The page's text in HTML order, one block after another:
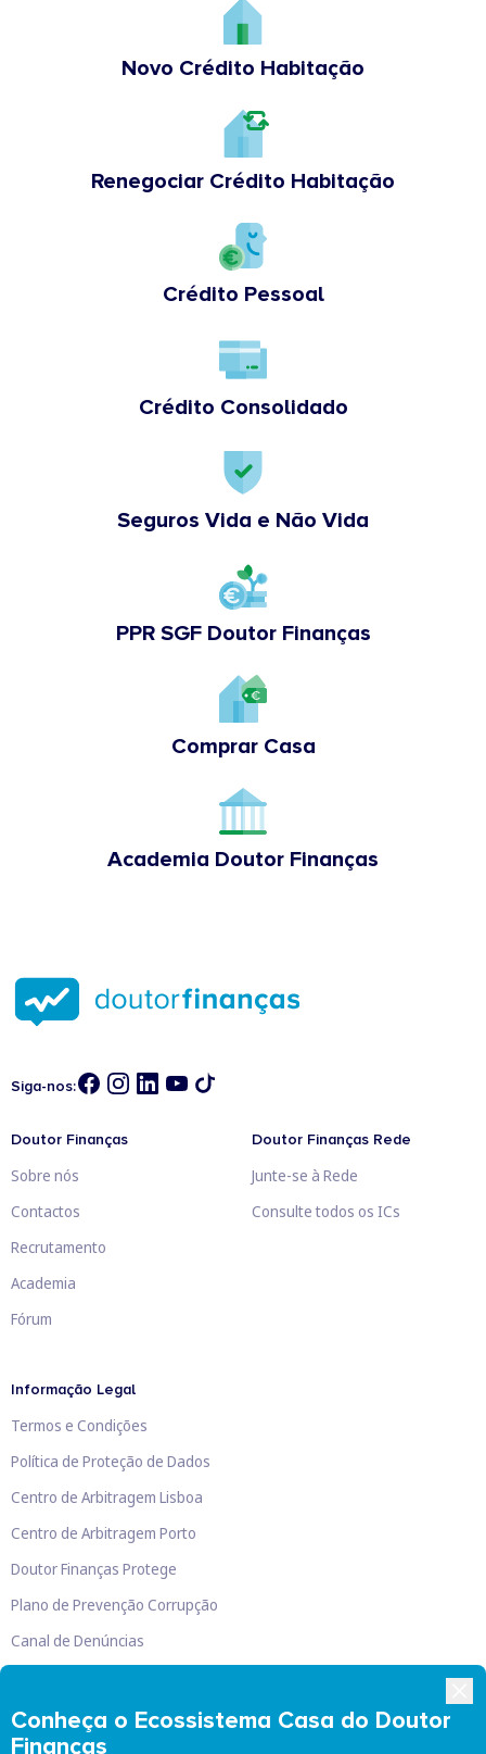
Novo Crédito Habitação
Renegociar Crédito Habitação
Crédito Pessoal
Crédito Consolidado
Seguros Vida e Não Vida
PPR SGF Doutor Finanças
Comprar Casa
Academia Doutor Finanças
Conheça o Ecossistema Casa do Doutor
Finanças
Siga-nos:
Doutor Finanças
Sobre nós
Contactos
Recrutamento
Academia
Fórum
Doutor Finanças Rede
Junte-se à Rede
Consulte todos os ICs
Informação Legal
Termos e Condições
Política de Proteção de Dados
Centro de Arbitragem Lisboa
Centro de Arbitragem Porto
Doutor Finanças Protege
Plano de Prevenção Corrupção
Canal de Denúncias